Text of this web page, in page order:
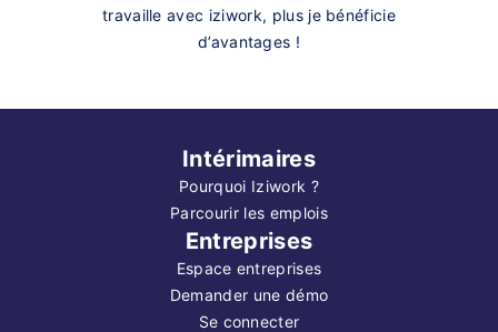
travaille avec iziwork, plus je bénéficie
d’avantages !
Intérimaires
Pourquoi Iziwork ?
Parcourir les emplois
Entreprises
Espace entreprises
Demander une démo
Se connecter